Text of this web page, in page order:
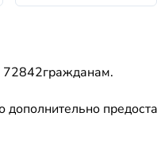
72842гражданам.